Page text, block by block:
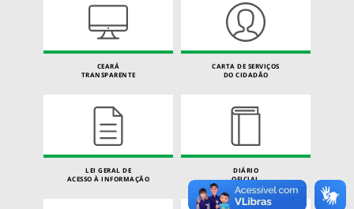
CEARÁ
TRANSPARENTE
CARTA DE SERVIÇOS
DO CIDADÃO
LEI GERAL DE
ACESSO À INFORMAÇÃO
DIÁRIO
OFICIAL